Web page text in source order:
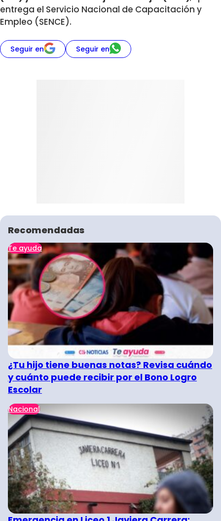
entrega el Servicio Nacional de Capacitación y
Empleo (SENCE).
Seguir en Seguir en
Recomendadas
Te ayuda
¿Tu hijo tiene buenas notas? Revisa cuándo
y cuánto puede recibir por el Bono Logro
Escolar
Nacional